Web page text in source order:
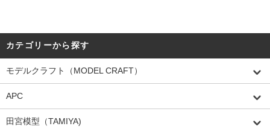
カテゴリーから探す
モデルクラフト（MODEL CRAFT）
APC
田宮模型（TAMIYA)